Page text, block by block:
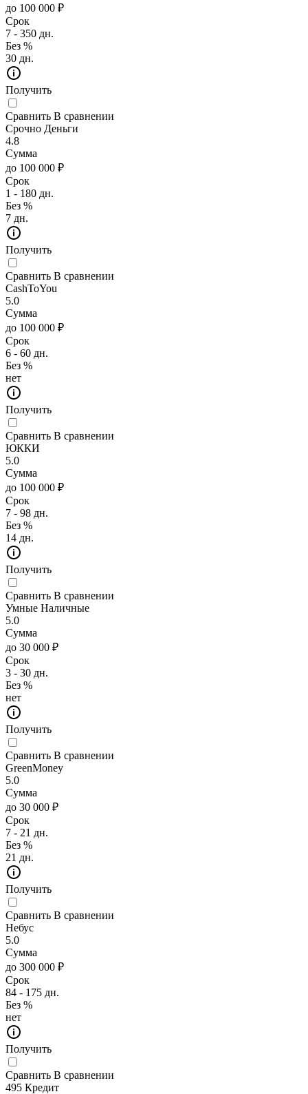
до 100 000 ₽
Срок
7 - 350 дн.
Без %
30 дн.
Получить
Сравнить В сравнении
Срочно Деньги
4.8
Сумма
до 100 000 ₽
Срок
1 - 180 дн.
Без %
7 дн.
Получить
Сравнить В сравнении
CashToYou
5.0
Сумма
до 100 000 ₽
Срок
6 - 60 дн.
Без %
нет
Получить
Сравнить В сравнении
ЮККИ
5.0
Сумма
до 100 000 ₽
Срок
7 - 98 дн.
Без %
14 дн.
Получить
Сравнить В сравнении
Умные Наличные
5.0
Сумма
до 30 000 ₽
Срок
3 - 30 дн.
Без %
нет
Получить
Сравнить В сравнении
GreenMoney
5.0
Сумма
до 30 000 ₽
Срок
7 - 21 дн.
Без %
21 дн.
Получить
Сравнить В сравнении
Небус
5.0
Сумма
до 300 000 ₽
Срок
84 - 175 дн.
Без %
нет
Получить
Сравнить В сравнении
495 Кредит